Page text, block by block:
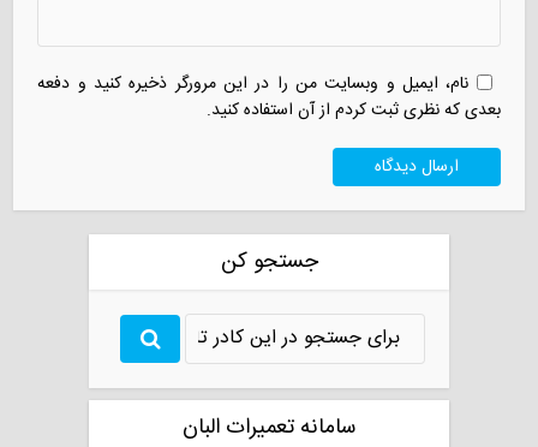
نام، ایمیل و وبسایت من را در این مرورگر ذخیره کنید و دفعه
بعدی که نظری ثبت کردم از آن استفاده کنید.
جستجو کن
سامانه تعمیرات البان